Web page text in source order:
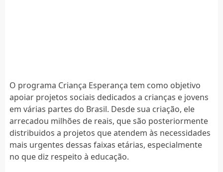
O programa Criança Esperança tem como objetivo
apoiar projetos sociais dedicados a crianças e jovens
em várias partes do Brasil. Desde sua criação, ele
arrecadou milhões de reais, que são posteriormente
distribuidos a projetos que atendem às necessidades
mais urgentes dessas faixas etárias, especialmente
no que diz respeito à educação.